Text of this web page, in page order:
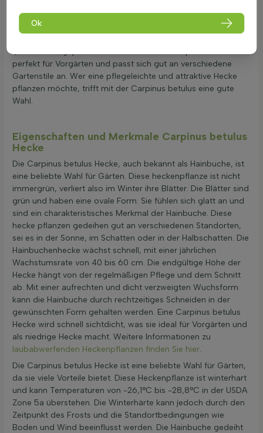
schneiden, was sie ideal für die Gartengestaltung macht. Eine
Hainbuchenhecke bietet nicht nur Privatsphäre, sondern auch
perfekt für Vorgärten und passt sich gut an verschiedene
Gartenstile an. Wer eine pflegeleichte und attraktive Hecke
pflanzen möchte, trifft mit der Carpinus betulus eine gute
Wahl.
Eigenschaften und Merkmale Carpinus betulus
Hecke
Die Carpinus betulus Hecke, auch bekannt als Hainbuche, ist
eine beliebte Wahl für Gärten. Diese heckenpflanze ist nicht
immergrün, verliert also im Winter ihre Blätter. Die Blätter sind
grün und haben eine ovale Form. Sie fühlen sich glatt an und
sind ein charakteristisches Merkmal der Hainbuche. Diese
hecke pflanzen gedeihen gut an verschiedenen Standorten,
sei es in der Sonne, im Schatten oder in der Halbschatten. Die
Hainbuchenhecke wächst schnell, mit einer jährlichen
Wachstumsrate von 40 bis 60 cm. Die endgültige Höhe der
Hecke hängt von der regelmäßigen Pflege und dem Schnitt
ab. Mit einer aufrechten und dicht verzweigten Wuchsform
kann die Hainbuche durch rechtzeitiges Schneiden in der
gewünschten Form gehalten werden. Eine Carpinus betulus
Hecke wird schnell sichtdicht, was sie ideal für Vorgärten und
als niedrige Hecke macht. Weitere Informationen zu
laubabwerfenden Heckenpflanzen finden Sie hier.
Die Carpinus betulus Hecke ist eine beliebte Wahl für Gärten,
da sie viele Vorteile bietet. Diese Heckenpflanze ist winterhart
und kann Temperaturen von -26,1°C bis -28,8°C in der USDA
Zone 5a überstehen. Die Winterhärte kann jedoch durch den
Zeitpunkt des Frosts und die Standortbedingungen wie
Boden und Wind beeinflusst werden. Die Hainbuche gedeiht
Ok